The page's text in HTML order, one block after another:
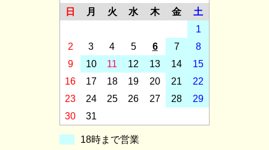
日
月 火 水 木 金
土
1
2
3 4 5 6 7
8
9
10 11 12 13 14
15
16
17 18 19 20 21
22
23
24 25 26 27 28
29
30
31
18時まで営業